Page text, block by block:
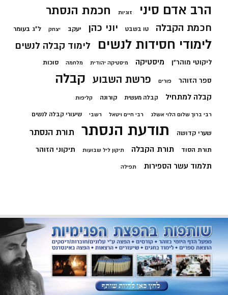
הרב אדם סיני זוגיות חכמת הנסתר
חכמת הקבלה טו בשבט יוני כהן יעקב יצחק ל"ג בעומר
לימודי חסידות לנשים לימוד קבלה לנשים
ליקוטי מוהר"ן מיסטיקה מיסטיקה יהודית מלחמה סוכות
ספר הזוהר פורים פרשת השבוע קבלה
קבלה למתחיל קבלה מעשית קורונה קליפות
רבי ברוך שלום הלוי אשלג רבי חיים ויטאל רשבי שיעורי קבלה לנשים
שערי קדושה תודעת הנסתר תורת הנסתר
תורת הסוד תורת הקבלה תיקון ליל שבועות תיקוני הזוהר
תלמוד עשר הספירות תפילה